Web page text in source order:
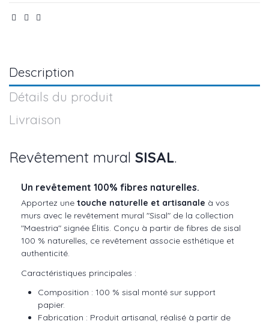
Description
Détails du produit
Livraison
Revêtement mural SISAL.
Un revêtement 100% fibres naturelles.
Apportez une touche naturelle et artisanale à vos
murs avec le revêtement mural "Sisal" de la collection
"Maestria" signée Élitis. Conçu à partir de fibres de sisal
100 % naturelles, ce revêtement associe esthétique et
authenticité.
Caractéristiques principales :
Composition : 100 % sisal monté sur support
papier.
Fabrication : Produit artisanal, réalisé à partir de